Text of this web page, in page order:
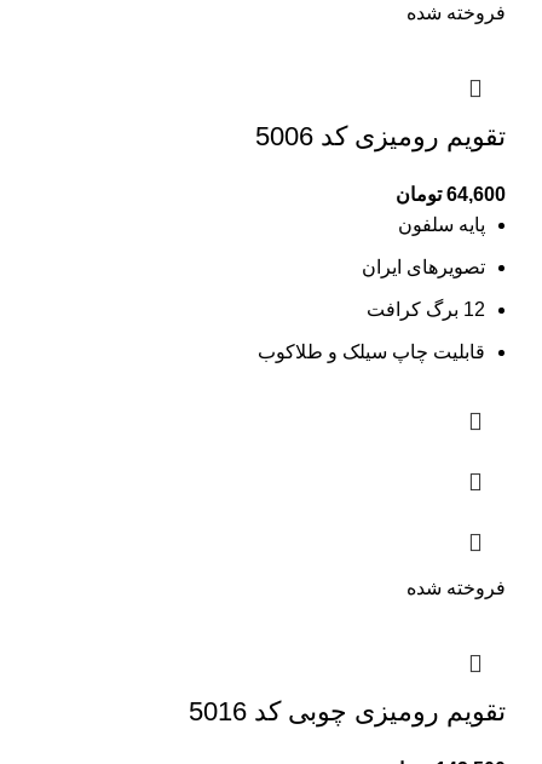
فروخته شده
تقویم رومیزی کد 5006
64,600 تومان
پایه سلفون
تصویرهای ایران
12 برگ کرافت
قابلیت چاپ سیلک و طلاکوب
فروخته شده
تقویم رومیزی چوبی کد 5016